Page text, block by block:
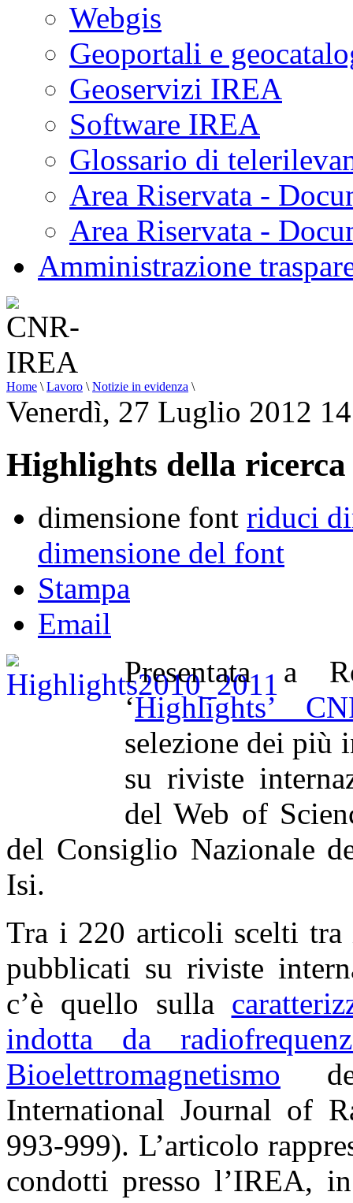
Webgis
Geoportali e
Geoservizi IREA
Software IREA
Glossario di
Area Riservata -
Area Riservata -
Amministrazione
Home \ Lavoro \ Notizie in evidenza \
Venerdì, 27 Luglio 2012
Highlights della ricerca
dimensione font riduci
dimensione del font
Stampa
Email
Presentata a
‘Highlights’
selezione dei più
su riviste
del Web of
del Consiglio Nazionale
Isi.
Tra i 220 articoli scelti tra
pubblicati su riviste
c’è quello sulla
indotta da
Bioelettromagnetismo
International Journal of
993-999). L’articolo
condotti presso l’IREA,